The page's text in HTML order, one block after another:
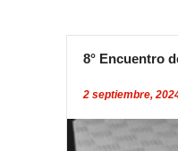
8° Encuentro
2 septiembre,